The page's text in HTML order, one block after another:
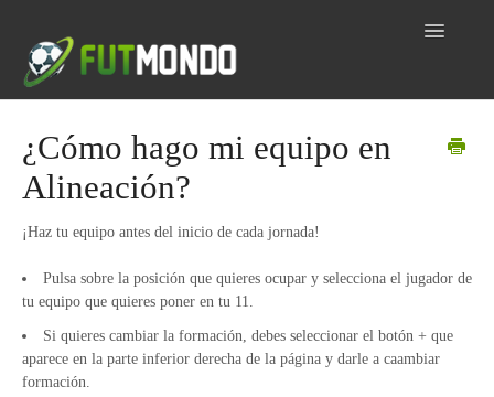
Toggle
Dudas por tema
Contacto
¿Cómo hago mi equipo en
Alineación?
¡Haz tu equipo antes del inicio de cada jornada!
Pulsa sobre la posición que quieres ocupar y selecciona el jugador de
tu equipo que quieres poner en tu 11.
Si quieres cambiar la formación, debes seleccionar el botón + que
aparece en la parte inferior derecha de la página y darle a caambiar
formación.